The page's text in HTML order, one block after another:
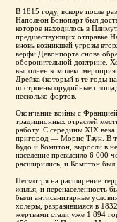
В 1815 году, вскоре после
Наполеон Бонопарт был
которое находилось в
предшествующих отправке
вновь возникшей угрозы
верфи Девонпорта снова
оборонительной доктрине.
выполнен комплекс
Дрейка (который в те годы
построены орудийные
несколько фортов.
Окончание войны с
традиционных отраслей
работу. С середины XIX века
пригород — Морис Таун. В
Будо и Комптон, выросли в
население превысило 6 000
расширились, и Комптон
Несмотря на расширение
жилья, и перенаселенность
были антисанитарные
холеры, разразившаяся в
жертвами стали уже 1 894